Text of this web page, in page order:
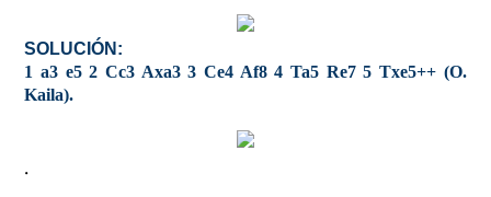
SOLUCIÓN:
1 a3 e5 2 Cc3 Axa3 3 Ce4 Af8 4 Ta5 Re7 5 Txe5++ (O.
Kaila).
.